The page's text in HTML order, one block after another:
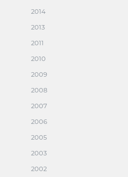
2014
2013
2011
2010
2009
2008
2007
2006
2005
2003
2002